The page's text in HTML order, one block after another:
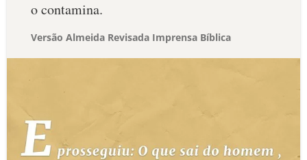
o contamina.
Versão Almeida Revisada Imprensa Bíblica